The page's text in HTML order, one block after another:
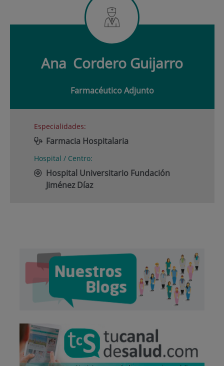
Ana Cordero Guijarro
Farmacéutico Adjunto
Especialidades:
Farmacia Hospitalaria
Hospital / Centro:
Hospital Universitario Fundación
Jiménez Díaz